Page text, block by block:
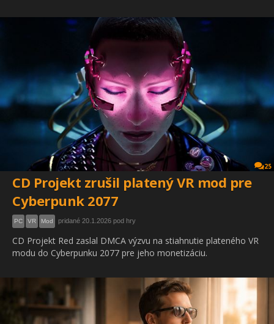
25
CD Projekt zrušil platený VR mod pre
Cyberpunk 2077
PC VR Mod pridané 20.1.2026 pod hry
CD Projekt Red zaslal DMCA výzvu na stiahnutie plateného VR
modu do Cyberpunku 2077 pre jeho monetizáciu.